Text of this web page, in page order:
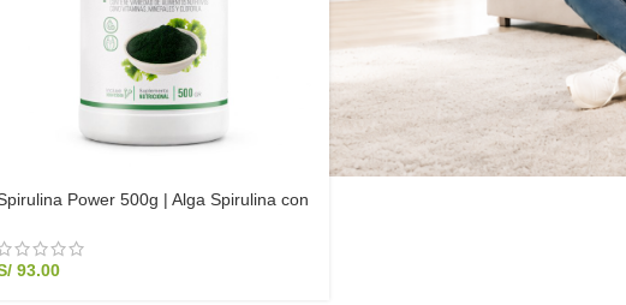
Power 500g | Alga Spirulina con
93.00